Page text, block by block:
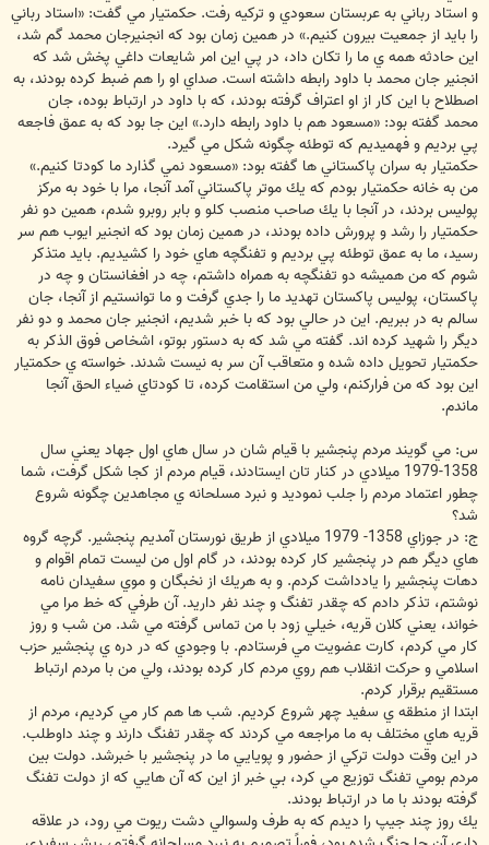
و استاد رباني به عربستان سعودي و تركيه رفت. حكمتيار مي گفت: «استاد رباني
را بايد از جمعيت بيرون كنيم.» در همين زمان بود كه انجنيرجان محمد گم شد،
اين حادثه همه ي ما را تكان داد، در پي اين امر شايعات داغي پخش شد كه
انجنير جان محمد با داود رابطه داشته است. صداي او را هم ضبط كرده بودند، به
اصطلاح با اين كار از او اعتراف گرفته بودند، كه با داود در ارتباط بوده، جان
محمد گفته بود: «مسعود هم با داود رابطه دارد.» اين جا بود كه به عمق فاجعه
پي برديم و فهميديم كه توطئه چگونه شكل مي گيرد.
حكمتيار به سران پاكستاني ها گفته بود: «مسعود نمي گذارد ما كودتا كنيم.»
من به خانه حكمتيار بودم كه يك موتر پاكستاني آمد آنجا، مرا با خود به مركز
پوليس بردند، در آنجا با يك صاحب منصب كلو و بابر روبرو شدم، همين دو نفر
حكمتيار را رشد و پرورش داده بودند، در همين زمان بود كه انجنير ايوب هم سر
رسيد، ما به عمق توطئه پي برديم و تفنگچه هاي خود را كشيديم. بايد متذكر
شوم كه من هميشه دو تفنگچه به همراه داشتم، چه در افغانستان و چه در
پاكستان، پوليس پاكستان تهديد ما را جدي گرفت و ما توانستيم از آنجا، جان
سالم به در ببريم. اين در حالي بود كه با خبر شديم، انجنير جان محمد و دو نفر
ديگر را شهيد كرده اند. گفته مي شد كه به دستور بوتو، اشخاص فوق الذكر به
حكمتيار تحويل داده شده و متعاقب آن سر به نيست شدند. خواسته ي حكمتيار
اين بود كه من فراركنم، ولي من استقامت كرده، تا كودتاي ضياء الحق آنجا
ماندم.
س: مي گويند مردم پنجشير با قيام شان در سال هاي اول جهاد يعني سال
1358-1979 ميلادي در كنار تان ايستادند، قيام مردم از كجا شكل گرفت، شما
چطور اعتماد مردم را جلب نموديد و نبرد مسلحانه ي مجاهدين چگونه شروع
شد؟
ج: در جوزاي 1358- 1979 ميلادي از طريق نورستان آمديم پنجشير. گرچه گروه
هاي ديگر هم در پنجشير كار كرده بودند، در گام اول من ليست تمام اقوام و
دهات پنجشير را يادداشت كردم. و به هريك از نخبگان و موي سفيدان نامه
نوشتم، تذكر دادم كه چقدر تفنگ و چند نفر داريد. آن طرفي كه خط مرا مي
خواند، يعني كلان قريه، خيلي زود با من تماس گرفته مي شد. من شب و روز
كار مي كردم، كارت عضويت مي فرستادم. با وجودي كه در دره ي پنجشير حزب
اسلامي و حركت انقلاب هم روي مردم كار كرده بودند، ولي من با مردم ارتباط
مستقيم برقرار كردم.
ابتدا از منطقه ي سفيد چهر شروع كرديم. شب ها هم كار مي كرديم، مردم از
قريه هاي مختلف به ما مراجعه مي كردند كه چقدر تفنگ دارند و چند داوطلب.
در اين وقت دولت تركي از حضور و پويايي ما در پنجشير با خبرشد. دولت بين
مردم بومي تفنگ توزيع مي كرد، بي خبر از اين كه آن هايي كه از دولت تفنگ
گرفته بودند با ما در ارتباط بودند.
يك روز چند جيپ را ديدم كه به طرف ولسوالي دشت ريوت مي رود، در علاقه